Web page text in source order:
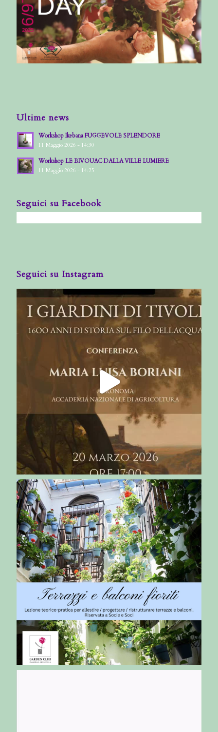
Ultime news
Workshop Ikebana FUGGEVOLE SPLENDORE
11 Maggio 2026 - 14:30
Workshop LE BIVOUAC DALLA VILLE LUMIERE
11 Maggio 2026 - 14:25
Seguici su Facebook
Seguici su Instagram